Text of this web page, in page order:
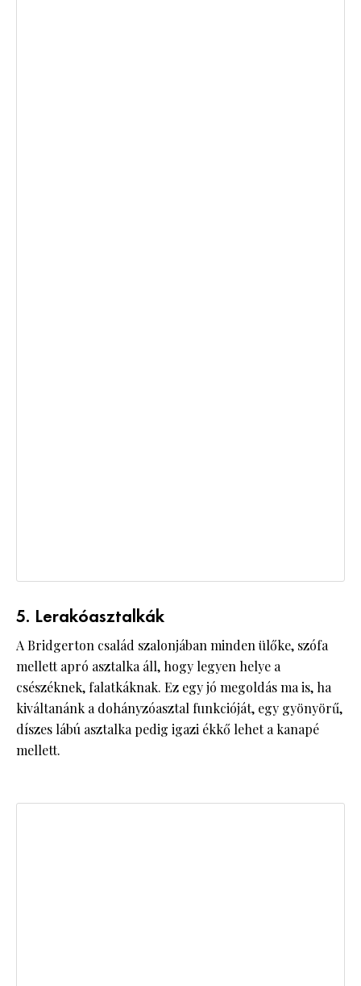
5. Lerakóasztalkák
A Bridgerton család szalonjában minden ülőke, szófa
mellett apró asztalka áll, hogy legyen helye a
csészéknek, falatkáknak. Ez egy jó megoldás ma is, ha
kiváltanánk a dohányzóasztal funkcióját, egy gyönyörű,
díszes lábú asztalka pedig igazi ékkő lehet a kanapé
mellett.